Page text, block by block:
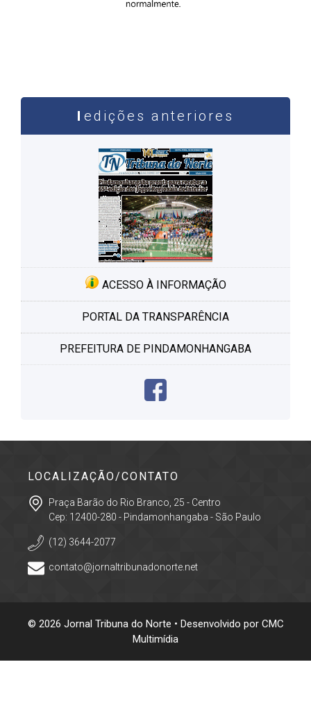
edições anteriores
ACESSO À INFORMAÇÃO
PORTAL DA TRANSPARÊNCIA
PREFEITURA DE PINDAMONHANGABA
LOCALIZAÇÃO/CONTATO
Praça Barão do Rio Branco, 25 - Centro
Cep: 12400-280 - Pindamonhangaba - São Paulo
(12) 3644-2077
contato@jornaltribunadonorte.net
© 2026 Jornal Tribuna do Norte • Desenvolvido por CMC
Multimídia